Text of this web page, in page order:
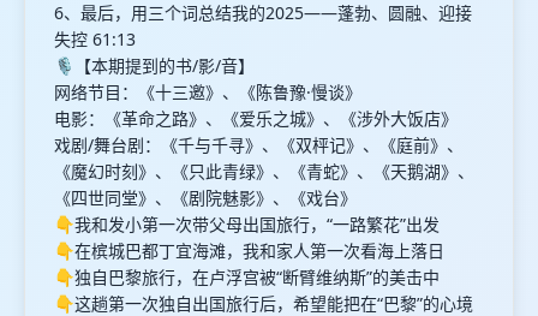
6、最后，用三个词总结我的2025——蓬勃、圆融、迎接
失控 61:13
🎙️【本期提到的书/影/音】
网络节目：《十三邀》、《陈鲁豫·慢谈》
电影：《革命之路》、《爱乐之城》、《涉外大饭店》
戏剧/舞台剧：《千与千寻》、《双枰记》、《庭前》、
《魔幻时刻》、《只此青绿》、《青蛇》、《天鹅湖》、
《四世同堂》、《剧院魅影》、《戏台》
👇我和发小第一次带父母出国旅行，“一路繁花”出发
👇在槟城巴都丁宜海滩，我和家人第一次看海上落日
👇独自巴黎旅行，在卢浮宫被“断臂维纳斯”的美击中
👇这趟第一次独自出国旅行后，希望能把在“巴黎”的心境